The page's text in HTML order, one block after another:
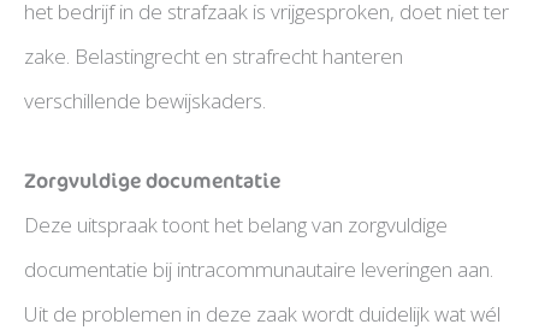
het bedrijf in de strafzaak is vrijgesproken, doet niet ter
zake. Belastingrecht en strafrecht hanteren
verschillende bewijskaders.
Zorgvuldige documentatie
Deze uitspraak toont het belang van zorgvuldige
documentatie bij intracommunautaire leveringen aan.
Uit de problemen in deze zaak wordt duidelijk wat wél